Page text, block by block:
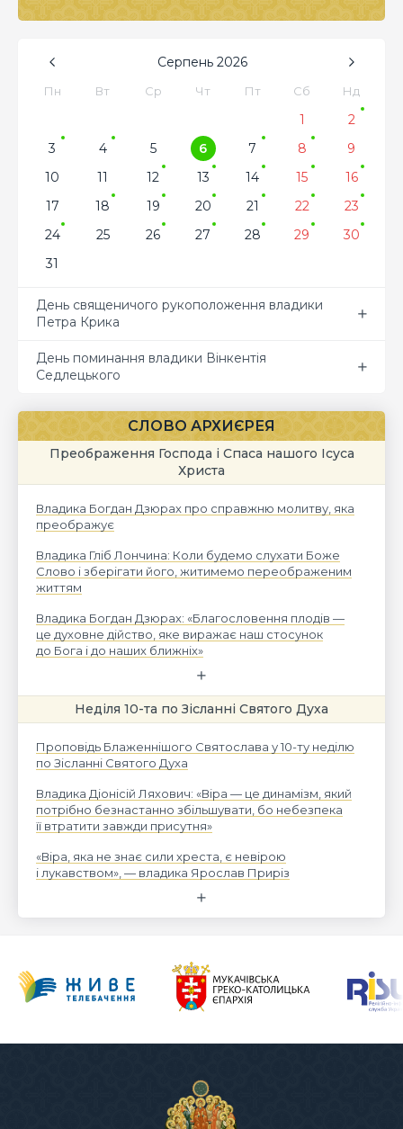
Серпень 2026
Пн Вт Ср Чт Пт Сб Нд
1
2
3
4 5 6 7 8
9
10
11 12 13 14 15
16
17
18 19 20 21 22
23
24
25 26 27 28 29
30
31
День священичого рукоположення владики
Петра Крика
День поминання владики Вінкентія
Седлецького
СЛОВО АРХИЄРЕЯ
Преображення Господа і Спаса нашого Ісуса
Христа
Владика Богдан Дзюрах про справжню молитву, яка
преображує
Владика Гліб Лончина: Коли будемо слухати Боже
Слово і зберігати його, житимемо переображеним
життям
Владика Богдан Дзюрах: «Благословення плодів —
це духовне дійство, яке виражає наш стосунок
до Бога і до наших ближніх»
Неділя 10-та по Зісланні Святого Духа
Проповідь Блаженнішого Святослава у 10-ту неділю
по Зісланні Святого Духа
Владика Діонісій Ляхович: «Віра — це динамізм, який
потрібно безнастанно збільшувати, бо небезпека
її втратити завжди присутня»
«Віра, яка не знає сили хреста, є невірою
і лукавством», — владика Ярослав Приріз